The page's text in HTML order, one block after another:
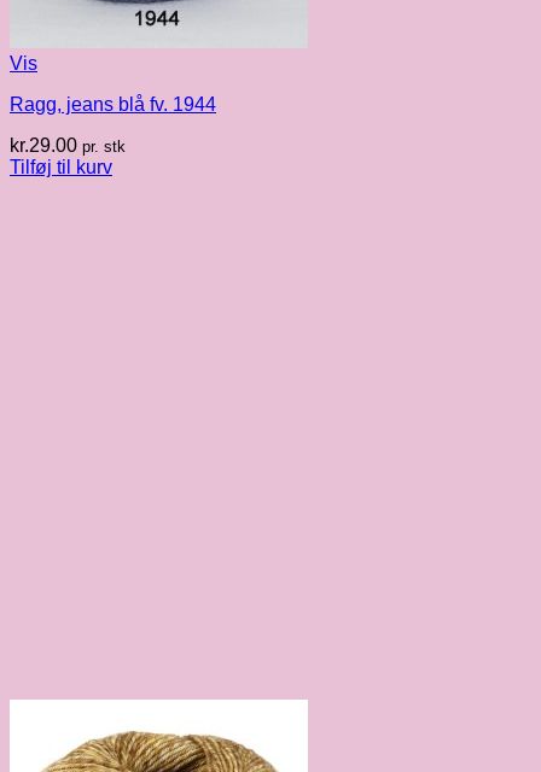
Vis
Ragg, jeans blå fv. 1944
kr.29.00 pr. stk
Tilføj til kurv